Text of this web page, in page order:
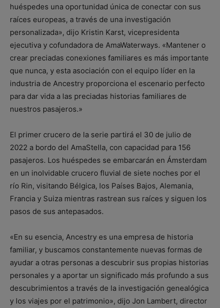
huéspedes una oportunidad única de conectar con sus
raíces europeas, a través de una investigación
personalizada», dijo Kristin Karst, vicepresidenta
ejecutiva y cofundadora de AmaWaterways. «Mantener o
crear preciadas conexiones familiares es más importante
que nunca, y esta asociación con el equipo líder en la
industria de Ancestry proporciona el escenario perfecto
para dar vida a las preciadas historias familiares de
nuestros pasajeros.»
El primer crucero de la serie partirá el 30 de julio de
2022 a bordo del AmaStella, con capacidad para 156
pasajeros. Los huéspedes se embarcarán en Ámsterdam
en un inolvidable crucero fluvial de siete noches por el
río Rin, visitando Bélgica, los Países Bajos, Alemania,
Francia y Suiza mientras rastrean sus raíces y siguen los
pasos de sus antepasados.
«En su esencia, Ancestry es una empresa de historia
familiar, y buscamos constantemente nuevas formas de
ayudar a otras personas a descubrir sus propias historias
personales y a aportar un significado más profundo a sus
descubrimientos a través de la investigación genealógica
y los viajes por el patrimonio», dijo Jon Lambert, director